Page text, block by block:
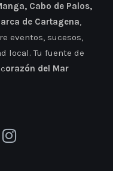
Cabo de Palos,
de Cartagena,
eventos, sucesos,
local. Tu fuente de
orazón del Mar